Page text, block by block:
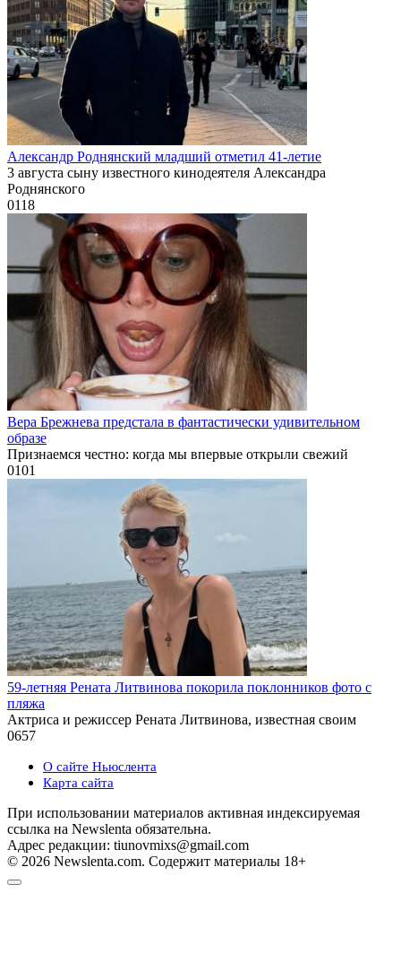
Александр Роднянский младший отметил 41-летие
3 августа сыну известного кинодеятеля Александра
Роднянского
0118
Вера Брежнева предстала в фантастически удивительном
образе
Признаемся честно: когда мы впервые открыли свежий
0101
59-летняя Рената Литвинова покорила поклонников фото с
пляжа
Актриса и режиссер Рената Литвинова, известная своим
0657
О сайте Ньюслента
Карта сайта
При использовании материалов активная индексируемая
ссылка на Newslenta обязательна.
Адрес редакции: tiunovmixs@gmail.com
© 2026 Newslenta.com. Содержит материалы 18+